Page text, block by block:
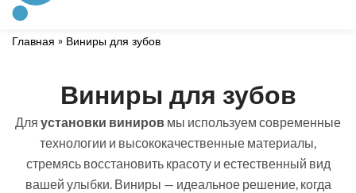
Главная » Виниры для зубов
Виниры для зубов
Для установки виниров мы используем современные
технологии и высококачественные материалы,
стремясь восстановить красоту и естественный вид
вашей улыбки. Виниры — идеальное решение, когда